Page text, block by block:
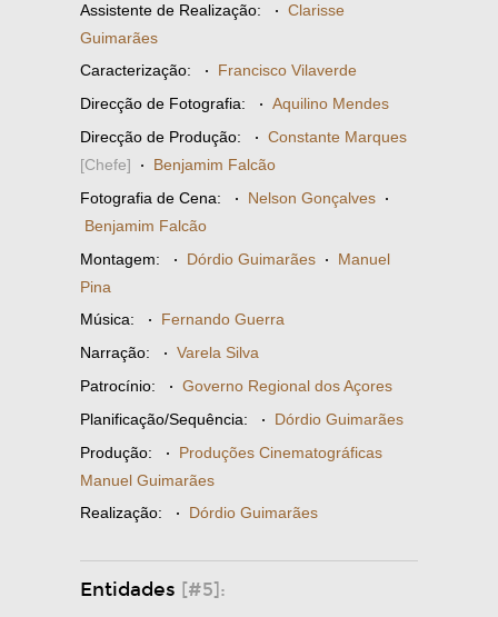
Assistente de Realização: · Clarisse
Guimarães
Caracterização: · Francisco Vilaverde
Direcção de Fotografia: · Aquilino Mendes
Direcção de Produção: · Constante Marques
[Chefe] · Benjamim Falcão
Fotografia de Cena: · Nelson Gonçalves ·
Benjamim Falcão
Montagem: · Dórdio Guimarães · Manuel
Pina
Música: · Fernando Guerra
Narração: · Varela Silva
Patrocínio: · Governo Regional dos Açores
Planificação/Sequência: · Dórdio Guimarães
Produção: · Produções Cinematográficas
Manuel Guimarães
Realização: · Dórdio Guimarães
Entidades [#5]: